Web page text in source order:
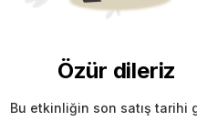
Özür dileriz
Bu etkinliğin son satış tarihi